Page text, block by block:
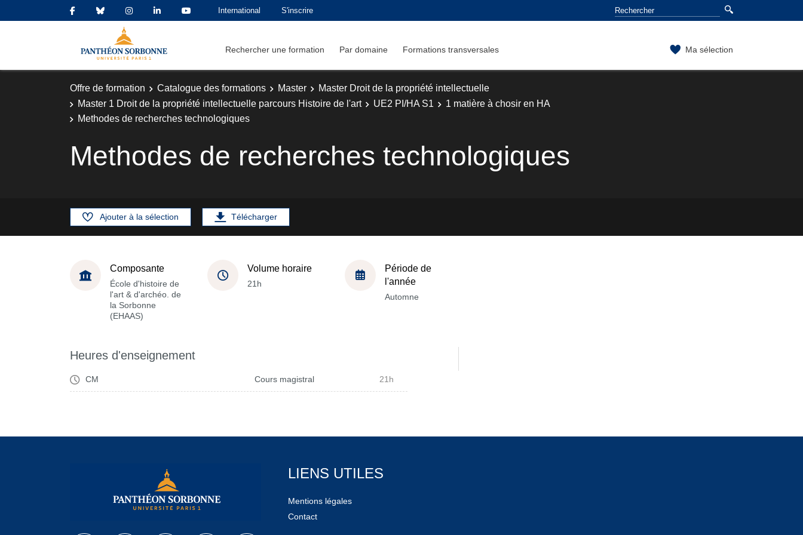
International S'inscrire
Rechercher une formation Par domaine Formations transversales Ma sélection
Offre de formation Catalogue des formations Master
Master Droit de la propriété intellectuelle
Master 1 Droit de la propriété intellectuelle parcours Histoire de l'art
UE2 PI/HA S1
1 matière à chosir en HA
Methodes de recherches technologiques
Methodes de recherches technologiques
Ajouter à la sélection Télécharger
Composante
École d'histoire de
l'art & d'archéo. de
la Sorbonne
(EHAAS)
Volume horaire
21h
Période de
l'année
Automne
Heures d'enseignement
CM Cours magistral 21h
LIENS UTILES
Mentions légales
Contact